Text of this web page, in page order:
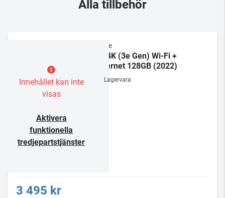
Alla tillbehör
Innehållet kan inte
visas
Aktivera
funktionella
tredjepartstjänster
Apple
TV 4K (3e Gen) Wi-Fi +
Ethernet 128GB (2022)
Lagervara
3 495 kr